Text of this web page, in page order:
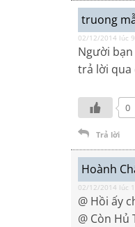
truong
02/12/2014 lúc
Người
trả lời qua
0
Trả lời
Hoành
02/12/2014 lúc
@ Hồi ấy
@ Còn